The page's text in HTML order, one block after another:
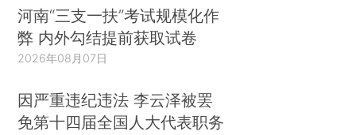
河南“三支一扶”考试规模化作
弊 内外勾结提前获取试卷
2026年08月07日
因严重违纪违法 李云泽被罢
免第十四届全国人大代表职务